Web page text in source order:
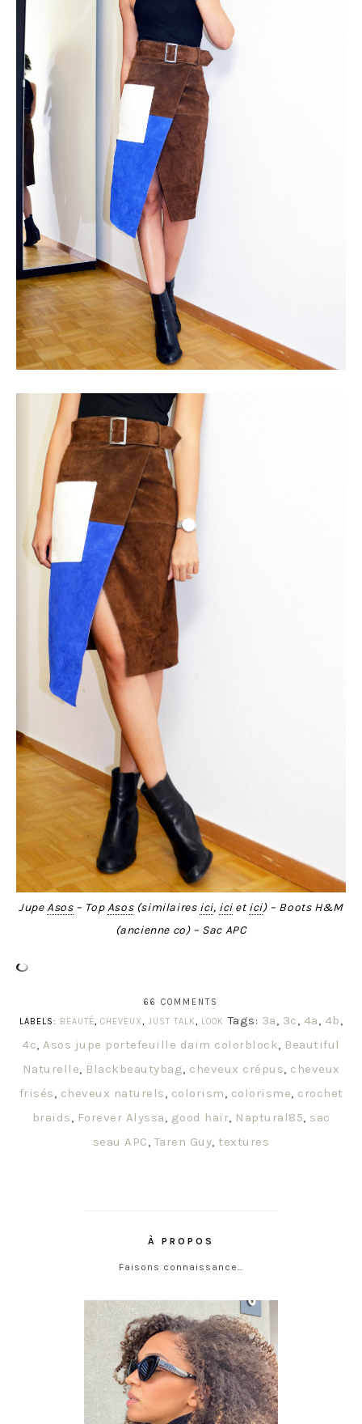
JupeAsos– TopAsos(similaires ici, icietici) – Boots H&M
(ancienne co) – Sac APC
66 COMMENTS
LABELS: BEAUTÉ CHEVEUX JUST TALK LOOK Tags: 3a 3c 4a 4b
4c Asos jupe portefeuille daim colorblock
Beautiful
Naturelle
Blackbeautybag cheveux crépus cheveux
frisés
cheveux naturels colorism colorisme crochet
braids
Forever Alyssa good hair Naptural85 sac
seau APC Taren Guy ,textures
À PROPOS
Faisons connaissance…